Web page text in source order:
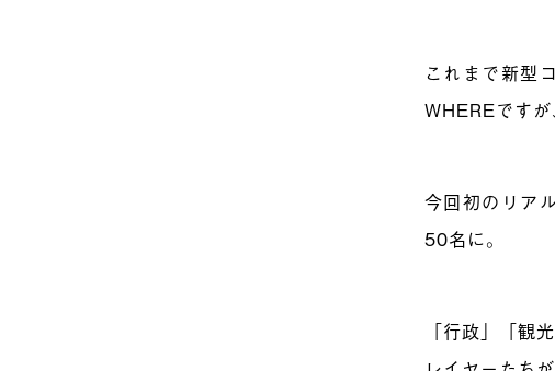
これまで新型
WHEREです
今回初のリア
50名に。
「行政」「観